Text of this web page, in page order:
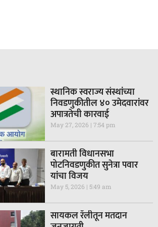
स्थानिक स्वराज्य संस्थांच्या
निवडणुकीतील ४० उमेदवारांवर
अपात्रतेची कारवाई
May 27, 2026 7:54 pm
बारामती विधानसभा
पोटनिवडणुकीत सुनेत्रा पवार
यांचा विजय
May 5, 2026 5:49 am
सायकल रॅलीतून मतदान